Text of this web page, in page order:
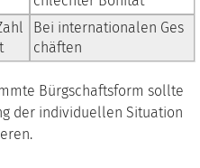
Bei internationalen Ges
chäften
Bürgschaftsform sollte
der individuellen Situation